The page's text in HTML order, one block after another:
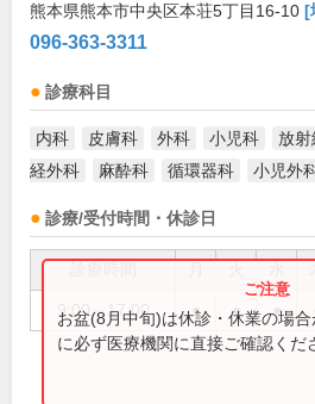
熊本県熊本市中央区本荘5丁目16-10 [
096-363-3311
診療科目
内科 皮膚科 外科 小児科 放
経外科
麻酔科 循環器科 小児外
診療/受付時間・休診日
9:00～17:00 ● ● ●
お盆(8月中旬)は休診・休業の場
に必ず医療機関に直接ご確認くだ